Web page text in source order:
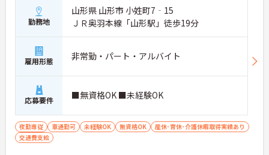
勤務地
山形県 山形市 小姓町7‐15
ＪＲ奥羽本線「山形駅」徒歩19分
雇用形態 非常勤・パート・アルバイト
応募要件 ■無資格OK ■未経験OK
夜勤専従 車通勤可 未経験OK 無資格OK
産休･育休･介護休暇取得実績あり
交通費支給